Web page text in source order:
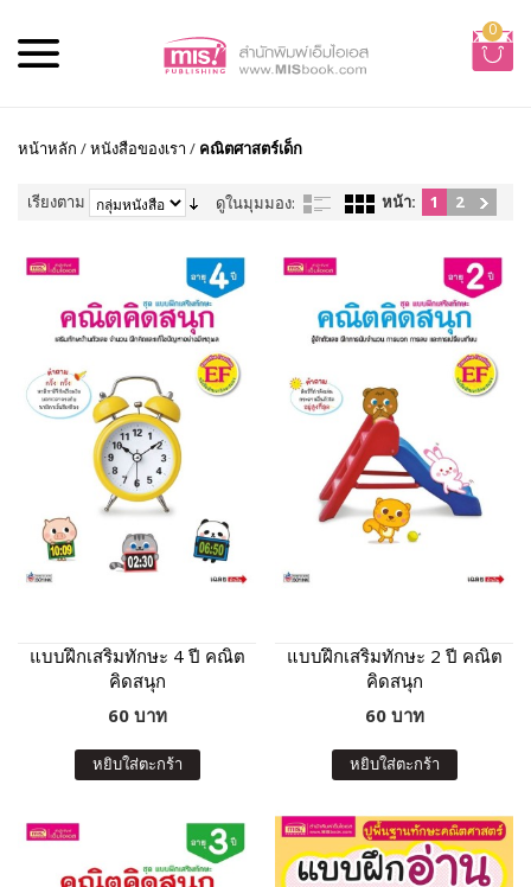
0
หน้าหลัก /หนังสือของเรา / คณิตศาสตร์เด็ก
เรียงตาม ดูในมุมมอง: หน้า: 1 2
แบบฝึกเสริมทักษะ 4 ปี คณิต
คิดสนุก
60 บาท
หยิบใส่ตะกร้า
แบบฝึกเสริมทักษะ 2 ปี คณิต
คิดสนุก
60 บาท
หยิบใส่ตะกร้า